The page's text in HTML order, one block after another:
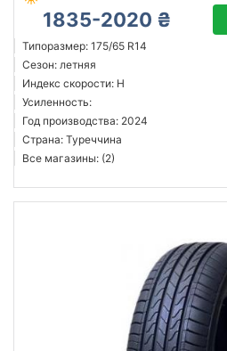
1835-2020 ₴
Типоразмер: 175/65 R14
Сезон: летняя
Индекс скорости: H
Усиленность:
Год производства: 2024
Страна: Туреччина
Все магазины: (2)